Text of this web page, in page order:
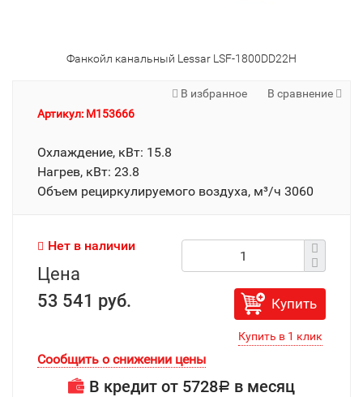
Фанкойл канальный Lessar LSF-1800DD22H
В избранное
В сравнение
Артикул: M153666
Охлаждение, кВт: 15.8
Нагрев, кВт: 23.8
Объем рециркулируемого воздуха, м³/ч 3060
Нет в наличии
Цена
53 541 руб.
Купить
Сообщить о снижении цены
В кредит от 5728Р в месяц